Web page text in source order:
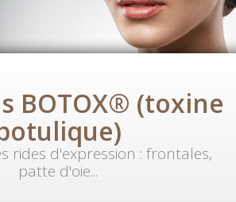
BOTOX® (toxine
rides d'expression : frontales,
patte d'oie...